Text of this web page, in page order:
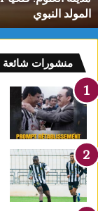
منشورات شائعة